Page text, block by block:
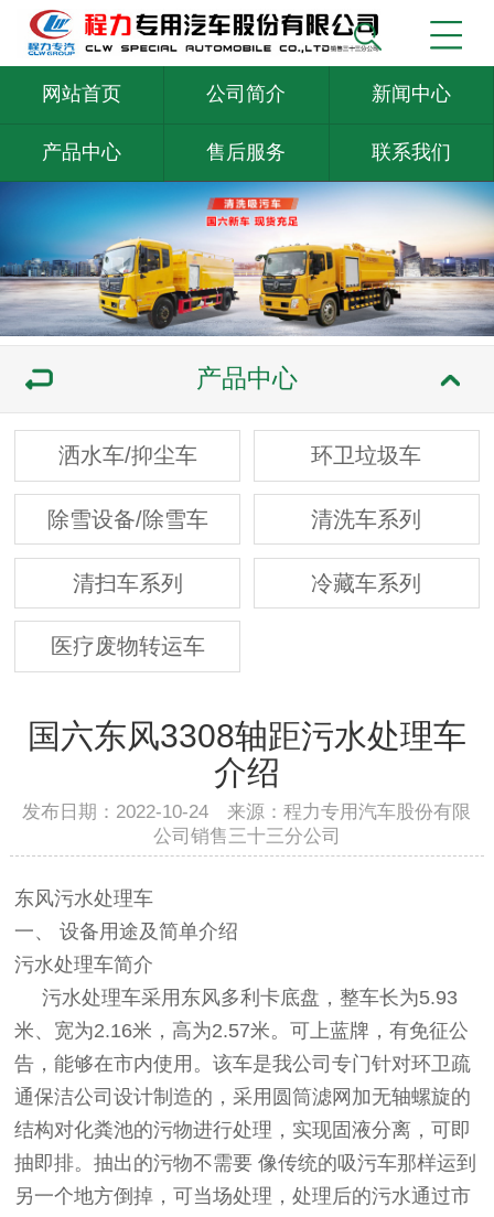
网站首页 公司简介 新闻中心
产品中心 售后服务 联系我们
产品中心
洒水车/抑尘车 环卫垃圾车
除雪设备/除雪车 清洗车系列
清扫车系列 冷藏车系列
医疗废物转运车
国六东风3308轴距污水处理车
介绍
发布日期：2022-10-24 来源：程力专用汽车股份有限
公司销售三十三分公司
东风污水处理车
一、 设备用途及简单介绍
污水处理车简介
污水处理车采用东风多利卡底盘，整车长为5.93
米、宽为2.16米，高为2.57米。可上蓝牌，有免征公
告，能够在市内使用。该车是我公司专门针对环卫疏
通保洁公司设计制造的，采用圆筒滤网加无轴螺旋的
结构对化粪池的污物进行处理，实现固液分离，可即
抽即排。抽出的污物不需要 像传统的吸污车那样运到
另一个地方倒掉，可当场处理，处理后的污水通过市